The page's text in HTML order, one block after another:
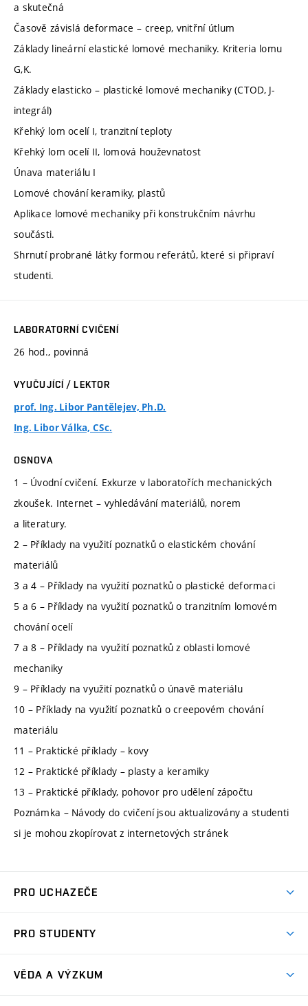
a skutečná
Časově závislá deformace – creep, vnitřní útlum
Základy lineární elastické lomové mechaniky. Kriteria lomu
G,K.
Základy elasticko – plastické lomové mechaniky (CTOD, J-
integrál)
Křehký lom ocelí I, tranzitní teploty
Křehký lom ocelí II, lomová houževnatost
Únava materiálu I
Lomové chování keramiky, plastů
Aplikace lomové mechaniky při konstrukčním návrhu
součásti.
Shrnutí probrané látky formou referátů, které si připraví
studenti.
LABORATORNÍ CVIČENÍ
26 hod., povinná
VYUČUJÍCÍ / LEKTOR
prof. Ing. Libor Pantělejev, Ph.D.
Ing. Libor Válka, CSc.
OSNOVA
1 – Úvodní cvičení. Exkurze v laboratořích mechanických
zkoušek. Internet – vyhledávání materiálů, norem
a literatury.
2 – Příklady na využití poznatků o elastickém chování
materiálů
3 a 4 – Příklady na využití poznatků o plastické deformaci
5 a 6 – Příklady na využití poznatků o tranzitním lomovém
chování ocelí
7 a 8 – Příklady na využití poznatků z oblasti lomové
mechaniky
9 – Příklady na využití poznatků o únavě materiálu
10 – Příklady na využití poznatků o creepovém chování
materiálu
11 – Praktické příklady – kovy
12 – Praktické příklady – plasty a keramiky
13 – Praktické příklady, pohovor pro udělení zápočtu
Poznámka – Návody do cvičení jsou aktualizovány a studenti
si je mohou zkopírovat z internetových stránek
PRO UCHAZEČE
Ambasadoři studia
PRO STUDENTY
VĚDA A VÝZKUM